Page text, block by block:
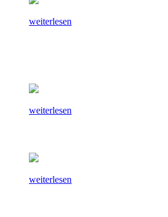
weiterlesen
weiterlesen
weiterlesen